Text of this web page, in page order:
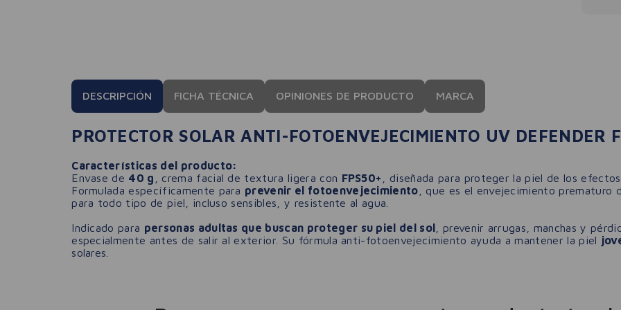
DESCRIPCIÓN FICHA TÉCNICA OPINIONES DE PRODUCTO MARCA
PROTECTOR SOLAR ANTI-FOTOENVEJECIMIENTO UV DEFENDER
Características del producto:
Envase de 40 g , crema facial de textura ligera con FPS50+
, diseñada para proteger la piel de los
Formulada específicamente para prevenir el fotoenvejecimiento , que es el envejecimiento prematuro
para todo tipo de piel, incluso sensibles, y resistente al agua.
Indicado para personas adultas que buscan proteger su piel del sol , prevenir arrugas, manchas y
especialmente antes de salir al exterior. Su fórmula anti-fotoenvejecimiento ayuda a mantener la piel
solares.